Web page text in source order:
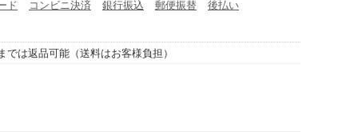
ド コンビニ決済 銀行振込 郵便振替 後払い
では返品可能（送料はお客様負担）